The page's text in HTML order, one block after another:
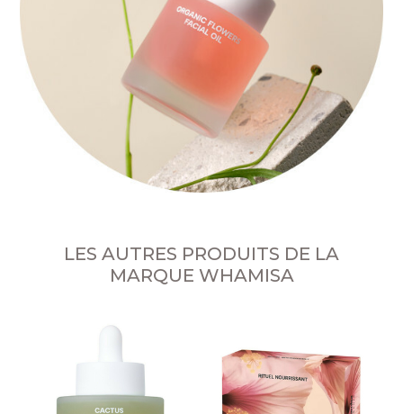
LES AUTRES PRODUITS DE LA
MARQUE WHAMISA